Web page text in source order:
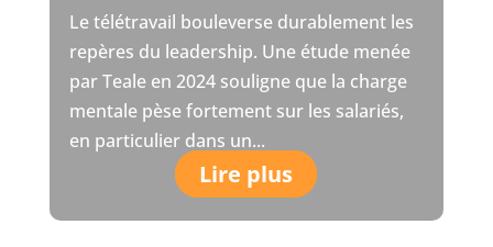
Le télétravail bouleverse durablement les
repères du leadership. Une étude menée
par Teale en 2024 souligne que la charge
mentale pèse fortement sur les salariés,
en particulier dans un...
Lire plus